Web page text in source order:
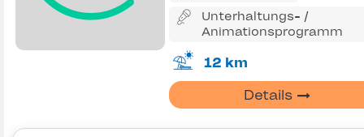
Unterhaltungs- /
Animationsprogramm
12 km
Details